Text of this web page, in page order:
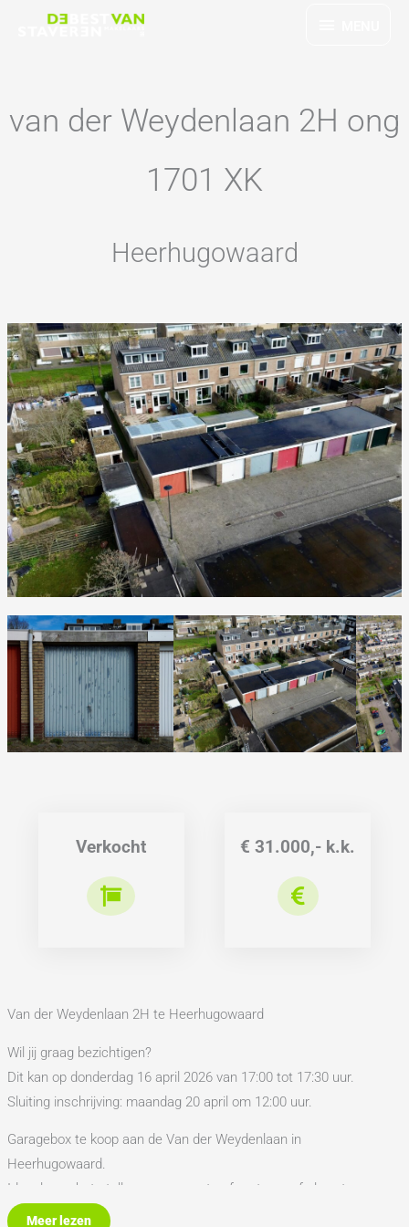
van der Weydenlaan 2H ong
1701 XK
Heerhugowaard
Verkocht € 31.000,- k.k.
Van der Weydenlaan 2H te Heerhugowaard
Wil jij graag bezichtigen?
Dit kan op donderdag 16 april 2026 van 17:00 tot 17:30 uur.
Sluiting inschrijving: maandag 20 april om 12:00 uur.
Garagebox te koop aan de Van der Weydenlaan in
Heerhugowaard.
Ideaal voor het stallen van een auto of motoren of als extra
opslagruimte.
Meer lezen